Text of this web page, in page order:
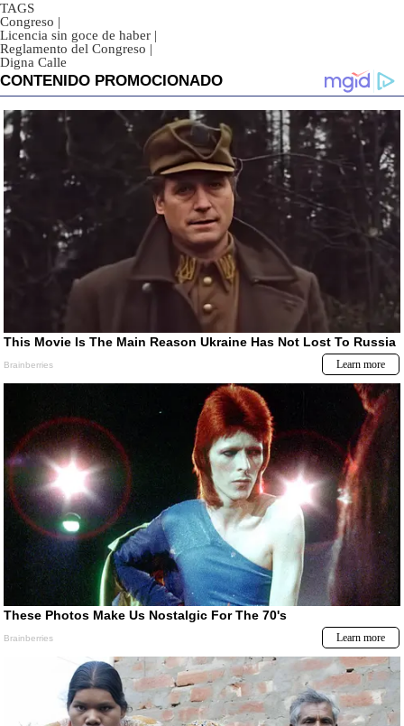
TAGS
Congreso |
Licencia sin goce de haber |
Reglamento del Congreso |
Digna Calle